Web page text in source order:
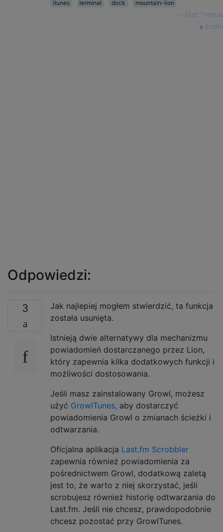
itunes terminal dock
mountain-lion
Matt Thomas
źródło
Odpowiedzi:
3
Jak najlepiej mogłem stwierdzić, ta funkcja
została usunięta.
Istnieją dwie alternatywy dla mechanizmu
powiadomień dostarczanego przez Lion,
który zapewnia kilka dodatkowych funkcji i
możliwości dostosowania.
Jeśli masz zainstalowany Growl, możesz
użyć GrowlTunes, aby dostarczyć
powiadomienia Growl o zmianach ścieżki i
odtwarzania.
Oficjalna aplikacja Last.fm Scrobbler
zapewnia również powiadomienia za
pośrednictwem Growl, dodatkową zaletą
jest to, że warto z niej skorzystać, jeśli
scrobujesz również historię odtwarzania do
Last.fm. Jeśli nie chcesz, prawdopodobnie
chcesz pozostać przy GrowlTunes.